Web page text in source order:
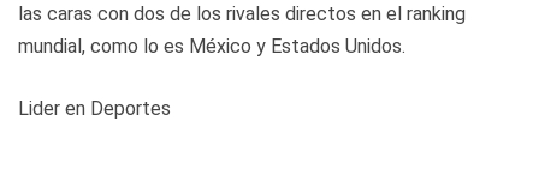
las caras con dos de los rivales directos en el ranking
mundial, como lo es México y Estados Unidos.
Lider en Deportes